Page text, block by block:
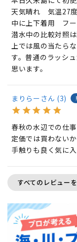
天気晴れ　気温27
中に上下着用　フー
潜水中の比較対照
上では風の当たら
す。普通のラッシ
思います。
まりらー 3
春秋の水辺での仕
定価では買わない
手触りも良く気に入
すべてのレビュー